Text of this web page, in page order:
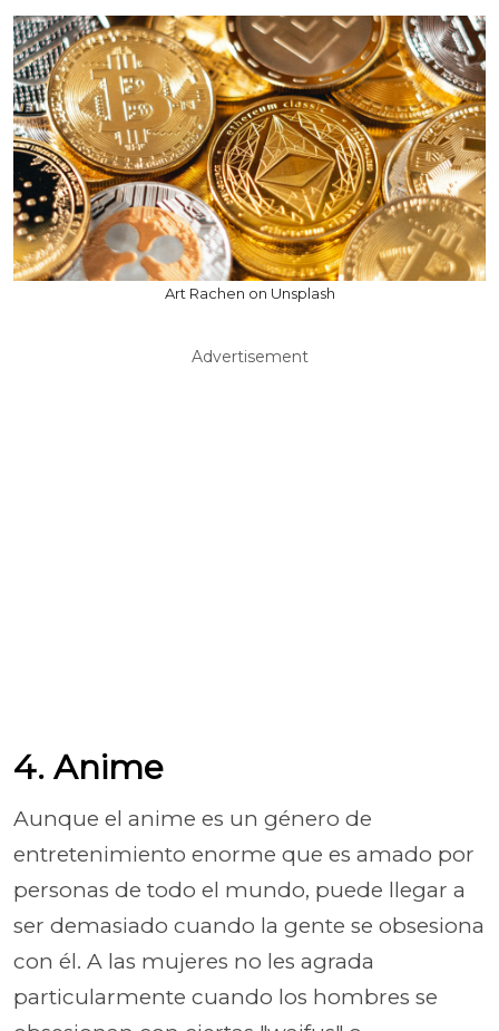
Art Rachen on Unsplash
Advertisement
4. Anime
Aunque el anime es un género de
entretenimiento enorme que es amado por
personas de todo el mundo, puede llegar a
ser demasiado cuando la gente se obsesiona
con él. A las mujeres no les agrada
particularmente cuando los hombres se